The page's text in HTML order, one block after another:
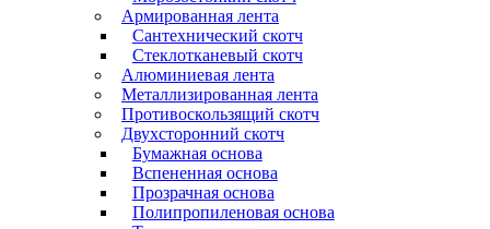
Армированная лента
Сантехнический скотч
Стеклотканевый скотч
Алюминиевая лента
Металлизированная лента
Противоскользящий скотч
Двухсторонний скотч
Бумажная основа
Вспененная основа
Прозрачная основа
Полипропиленовая основа